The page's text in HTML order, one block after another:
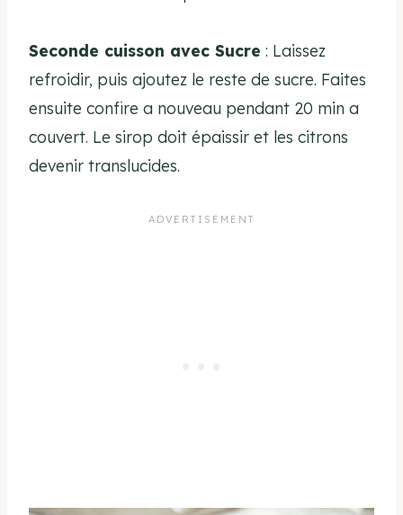
Seconde cuisson avec Sucre : Laissez
refroidir, puis ajoutez le reste de sucre. Faites
ensuite confire a nouveau pendant 20 min a
couvert. Le sirop doit épaissir et les citrons
devenir translucides.